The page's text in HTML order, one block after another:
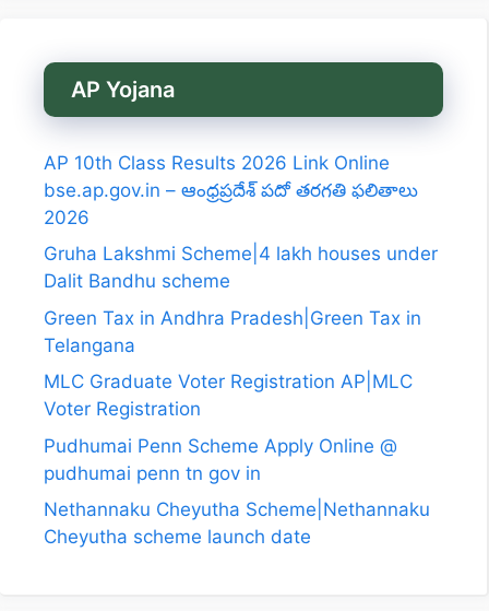
AP Yojana
AP 10th Class Results 2026 Link Online
bse.ap.gov.in – ఆంధ్రప్రదేశ్ పదో తరగతి ఫలితాలు
2026
Gruha Lakshmi Scheme|4 lakh houses under
Dalit Bandhu scheme
Green Tax in Andhra Pradesh|Green Tax in
Telangana
MLC Graduate Voter Registration AP|MLC
Voter Registration
Pudhumai Penn Scheme Apply Online @
pudhumai penn tn gov in
Nethannaku Cheyutha Scheme|Nethannaku
Cheyutha scheme launch date